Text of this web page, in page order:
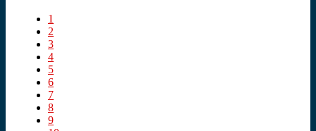
1
2
3
4
5
6
7
8
9